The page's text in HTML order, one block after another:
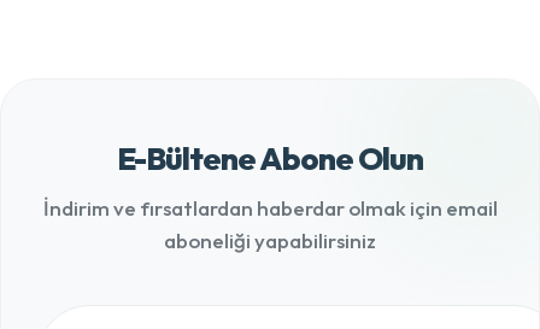
E-Bültene Abone Olun
İndirim ve fırsatlardan haberdar olmak için email
aboneliği yapabilirsiniz